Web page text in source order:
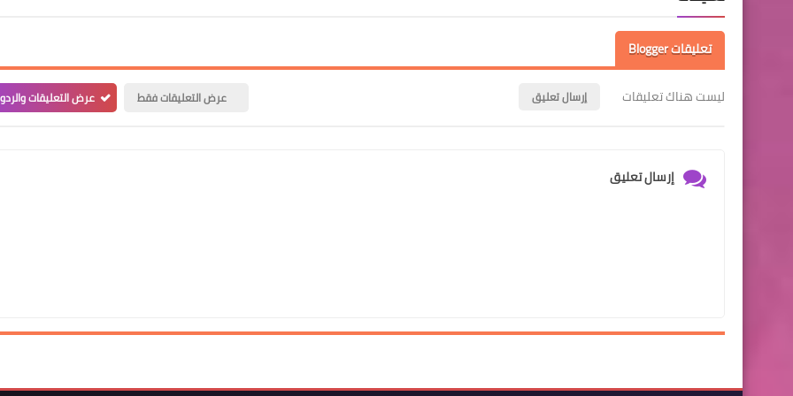
تعليقات Blogger
ليست هناك تعليقات إرسال تعليق عرض التعليقات فقط عرض التعليقات
إرسال تعليق